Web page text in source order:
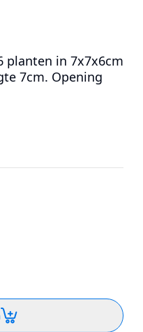
planten in 7x7x6cm
7cm. Opening